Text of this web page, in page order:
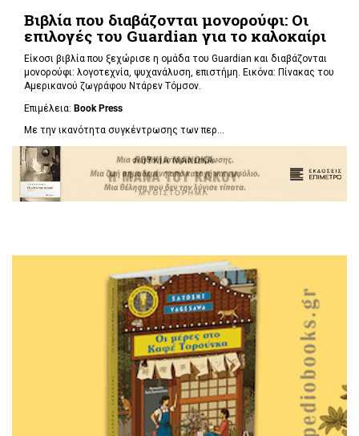
Βιβλία που διαβάζονται μονορούφι: Οι
επιλογές του Guardian για το καλοκαίρι
Είκοσι βιβλία που ξεχώρισε η ομάδα του Guardian και διαβάζονται
μονορούφι: λογοτεχνία, ψυχανάλυση, επιστήμη. Εικόνα: Πίνακας του
Αμερικανού ζωγράφου Ντάρεν Τόμσον.
Επιμέλεια: Book Press
Με την ικανότητα συγκέντρωσης των περ...